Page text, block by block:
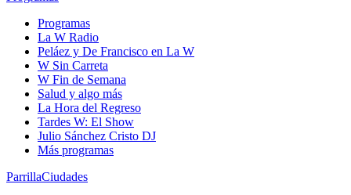
Programas
La W Radio
Peláez y De Francisco en La W
W Sin Carreta
W Fin de Semana
Salud y algo más
La Hora del Regreso
Tardes W: El Show
Julio Sánchez Cristo DJ
Más programas
ParrillaCiudades